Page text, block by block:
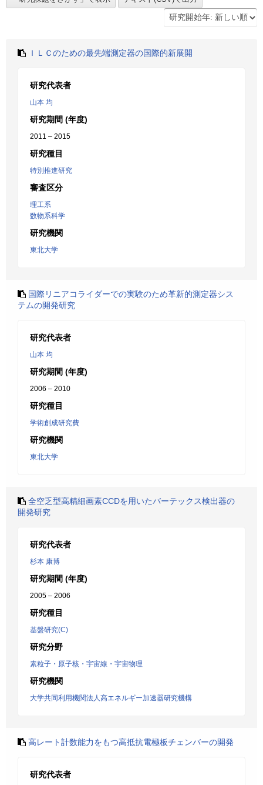
ＩＬＣのための最先端測定器の国際的新展開
研究代表者
山本 均
研究期間 (年度)
2011 – 2015
研究種目
特別推進研究
審査区分
理工系
数物系科学
研究機関
東北大学
国際リニアコライダーでの実験のため革新的測定器シス
テムの開発研究
研究代表者
山本 均
研究期間 (年度)
2006 – 2010
研究種目
学術創成研究費
研究機関
東北大学
全空乏型高精細画素CCDを用いたバーテックス検出器の
開発研究
研究代表者
杉本 康博
研究期間 (年度)
2005 – 2006
研究種目
基盤研究(C)
研究分野
素粒子・原子核・宇宙線・宇宙物理
研究機関
大学共同利用機関法人高エネルギー加速器研究機構
高レート計数能力をもつ高抵抗電極板チェンバーの開発
研究代表者